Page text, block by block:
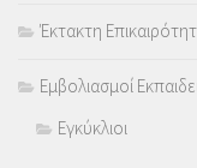
Έκτακτη
Εμβολιασμοί
Εγκύκλιοι